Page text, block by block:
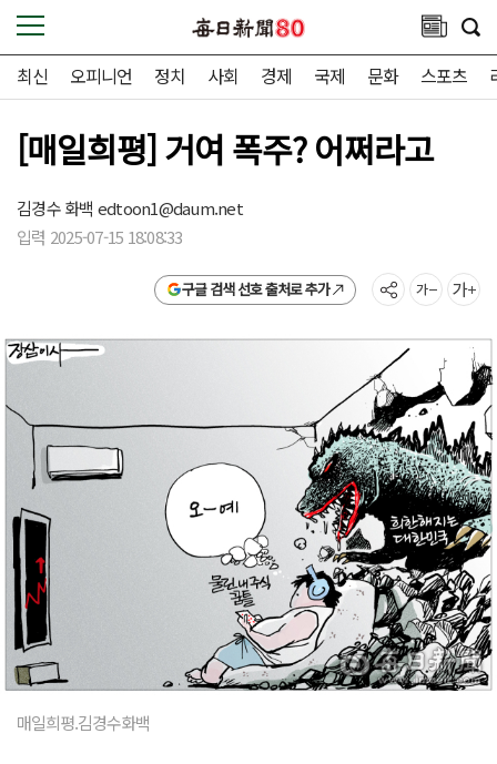
최신 오피니언 정치 사회 경제 국제 문화 스포츠
[매일희평] 거여 폭주? 어쩌라고
김경수 화백 edtoon1@daum.net
입력 2025-07-15 18:08:33
구글 검색 선호 출처로 추가
매일희평.김경수화백